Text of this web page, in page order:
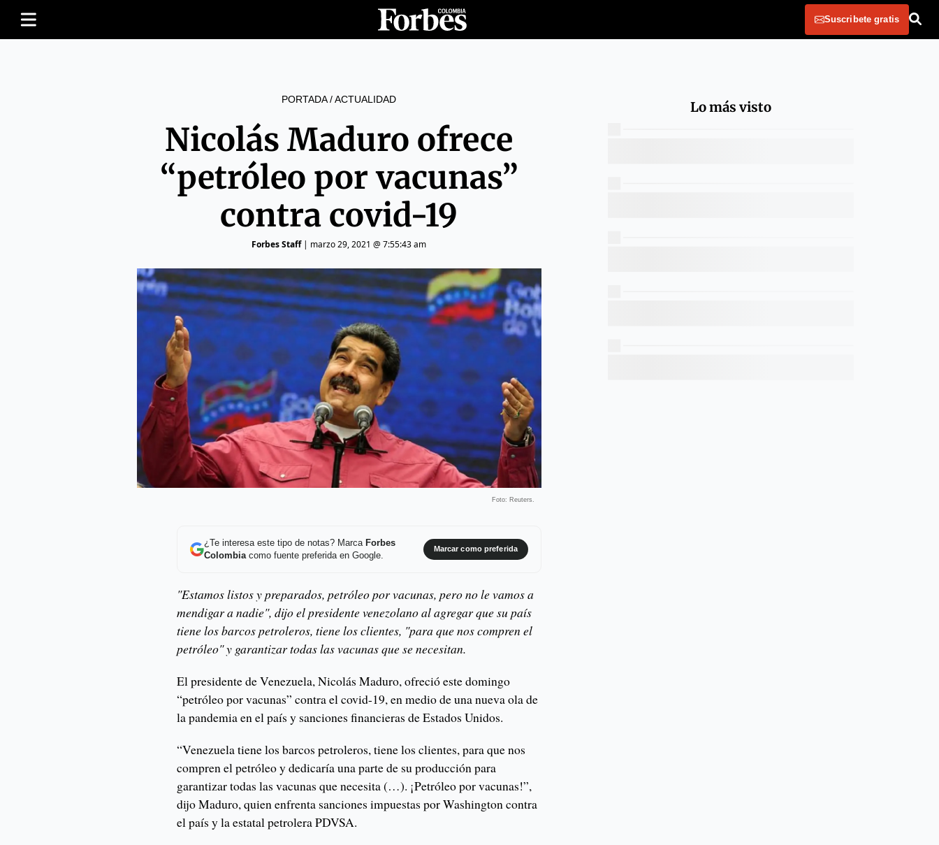
Suscribete gratis
PORTADA/ACTUALIDAD
Nicolás Maduro ofrece
“petróleo por vacunas”
contra covid-19
Forbes Staff| marzo 29, 2021 @ 7:55:43 am
Foto: Reuters.
¿Te interesa este tipo de notas? Marca Forbes
Colombiacomo fuente preferida en Google.
Marcar como preferida
"Estamos listos y preparados, petróleo por vacunas, pero no le vamos a
mendigar a nadie", dijo el presidente venezolano al agregar que su país
tiene los barcos petroleros, tiene los clientes, "para que nos compren el
petróleo" y garantizar todas las vacunas que se necesitan.
El presidente de Venezuela, Nicolás Maduro, ofreció este domingo
“petróleo por vacunas” contra el covid-19, en medio de una nueva ola de
la pandemia en el país y sanciones financieras de Estados Unidos.
“Venezuela tiene los barcos petroleros, tiene los clientes, para que nos
compren el petróleo y dedicaría una parte de su producción para
garantizar todas las vacunas que necesita (…). ¡Petróleo por vacunas!”,
dijo Maduro, quien enfrenta sanciones impuestas por Washington contra
el país y la estatal petrolera PDVSA.
Lo más visto